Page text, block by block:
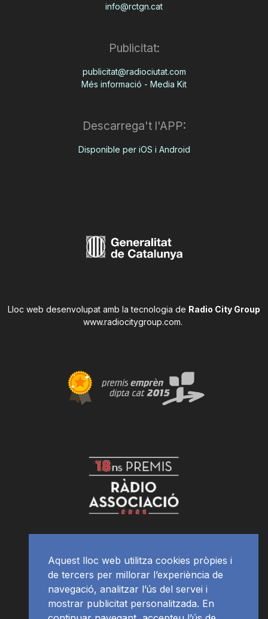
info@rctgn.cat
Publicitat:
publicitat@radiociutat.com
Més informació - Media Kit
Descarrega't l'APP:
Disponible per iOS i Android
Lloc web desenvolupat amb la tecnologia de Radio City Group
www.radiocitygroup.com.
Aquest lloc web utilitza cookies pròpies i
de tercers per millorar l’experiència de
navegació, analitzar l’ús del servei i
mostrar publicitat personalitzada. En